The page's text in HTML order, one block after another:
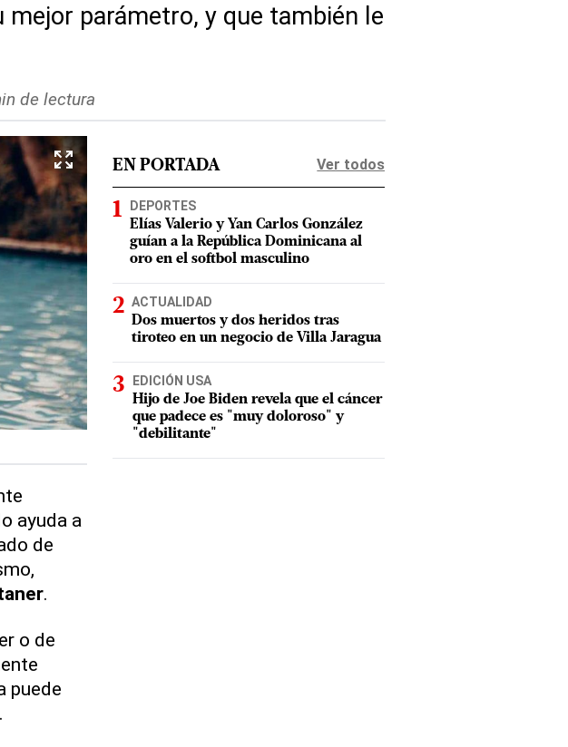
parámetro, y que también le
de lectura
ayuda a
de
.
o de
puede
EN PORTADA Ver todos
DEPORTES
Elías Valerio y Yan Carlos González
guían a la República Dominicana al
oro en el softbol masculino
ACTUALIDAD
Dos muertos y dos heridos tras
tiroteo en un negocio de Villa Jaragua
EDICIÓN USA
Hijo de Joe Biden revela que el cáncer
que padece es "muy doloroso" y
"debilitante"